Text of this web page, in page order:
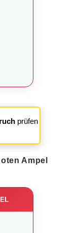
prüfen
Ampel